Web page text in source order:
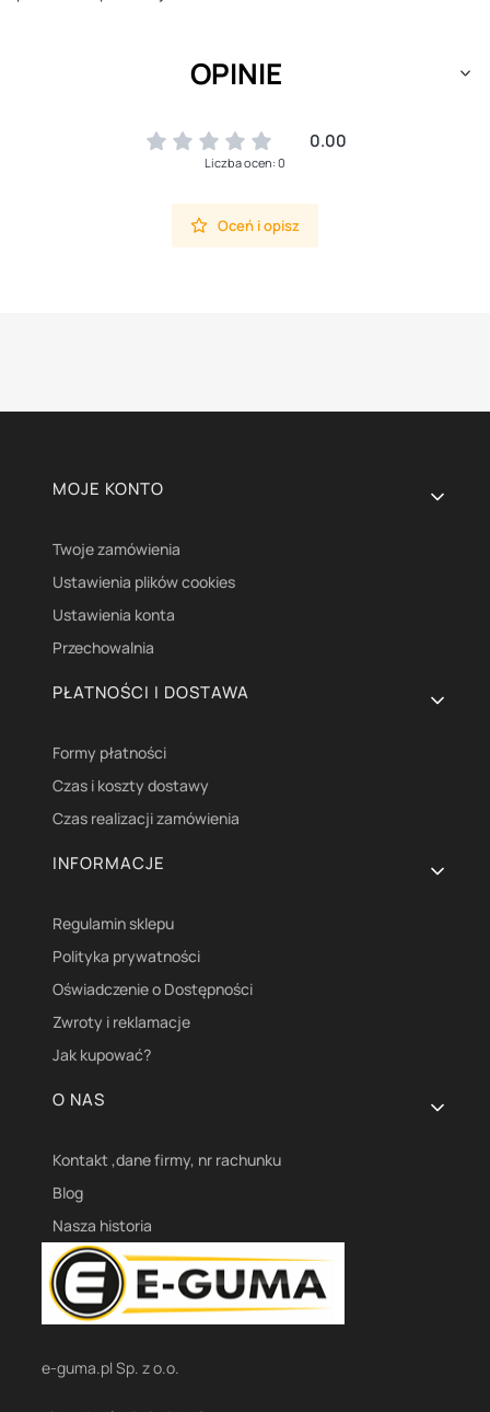
OPINIE
0.00
Liczba ocen: 0
Oceń i opisz
Linki w stopce
MOJE KONTO
Twoje zamówienia
Ustawienia plików cookies
Ustawienia konta
Przechowalnia
PŁATNOŚCI I DOSTAWA
Formy płatności
Czas i koszty dostawy
Czas realizacji zamówienia
INFORMACJE
Regulamin sklepu
Polityka prywatności
Oświadczenie o Dostępności
Zwroty i reklamacje
Jak kupować?
O NAS
Kontakt ,dane firmy, nr rachunku
Blog
Nasza historia
e-guma.pl Sp. z o.o.